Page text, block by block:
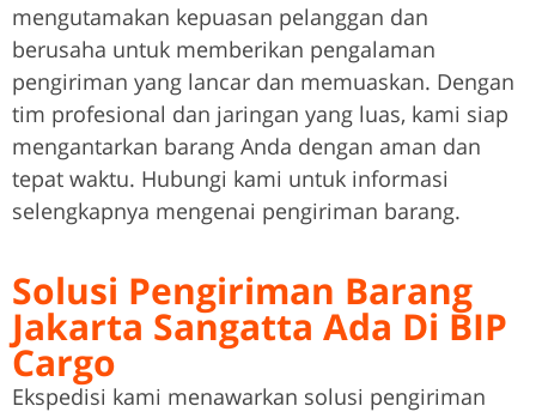
mengutamakan kepuasan pelanggan dan
berusaha untuk memberikan pengalaman
pengiriman yang lancar dan memuaskan. Dengan
tim profesional dan jaringan yang luas, kami siap
mengantarkan barang Anda dengan aman dan
tepat waktu. Hubungi kami untuk informasi
selengkapnya mengenai pengiriman barang.
Solusi Pengiriman Barang
Jakarta Sangatta Ada Di BIP
Cargo
Ekspedisi kami menawarkan solusi pengiriman